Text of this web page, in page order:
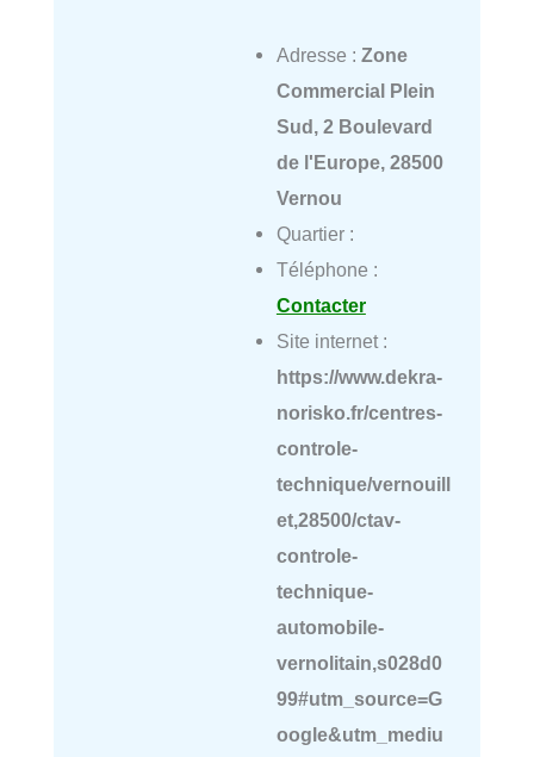
Adresse : Zone
Commercial Plein
Sud, 2 Boulevard
de l'Europe, 28500
Vernou
Quartier :
Téléphone :
Contacter
Site internet :
https://www.dekra-
norisko.fr/centres-
controle-
technique/vernouill
et,28500/ctav-
controle-
technique-
automobile-
vernolitain,s028d0
99#utm_source=G
oogle&utm_mediu